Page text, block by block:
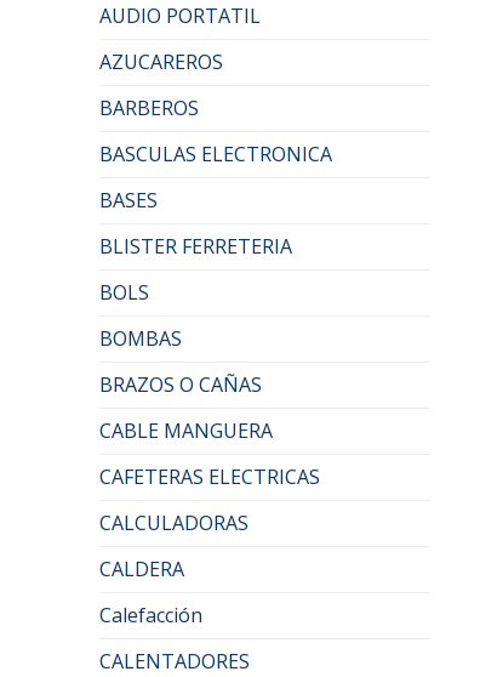
AUDIO PORTATIL
AZUCAREROS
BARBEROS
BASCULAS ELECTRONICA
BASES
BLISTER FERRETERIA
BOLS
BOMBAS
BRAZOS O CAÑAS
CABLE MANGUERA
CAFETERAS ELECTRICAS
CALCULADORAS
CALDERA
Calefacción
CALENTADORES